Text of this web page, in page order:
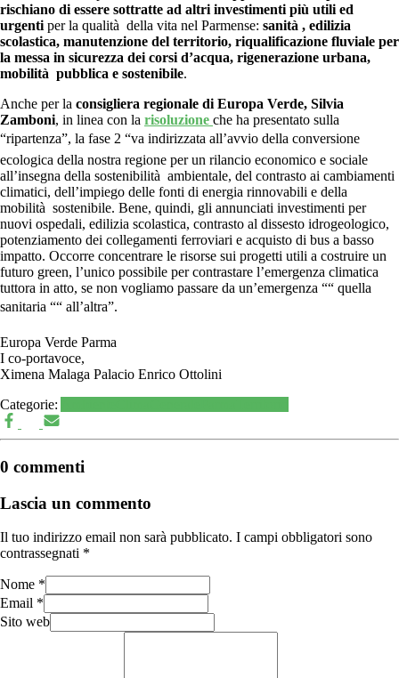
rischiano di essere sottratte ad altri investimenti più utili ed
urgenti per la qualità della vita nel Parmense: sanità , edilizia
scolastica, manutenzione del territorio, riqualificazione fluviale per
la messa in sicurezza dei corsi d’acqua, rigenerazione urbana,
mobilità pubblica e sostenibile.
Anche per la consigliera regionale di Europa Verde, Silvia
Zamboni, in linea con la risoluzione che ha presentato sulla
“ripartenza”, la fase 2 “va indirizzata all’avvio della conversione
ecologica della nostra regione per un rilancio economico e sociale
all’insegna della sostenibilità ambientale, del contrasto ai cambiamenti
climatici, dell’impiego delle fonti di energia rinnovabili e della
mobilità sostenibile. Bene, quindi, gli annunciati investimenti per
nuovi ospedali, edilizia scolastica, contrasto al dissesto idrogeologico,
potenziamento dei collegamenti ferroviari e acquisto di bus a basso
impatto. Occorre concentrare le risorse sui progetti utili a costruire un
futuro green, l’unico possibile per contrastare l’emergenza climatica
tuttora in atto, se non vogliamo passare da un’emergenza ““ quella
sanitaria ““ all’altra”.
Europa Verde Parma
I co-portavoce,
Ximena Malaga Palacio Enrico Ottolini
Categorie:
0 commenti
Lascia un commento
Il tuo indirizzo email non sarà pubblicato. I campi obbligatori sono
contrassegnati *
Nome *
Email *
Sito web